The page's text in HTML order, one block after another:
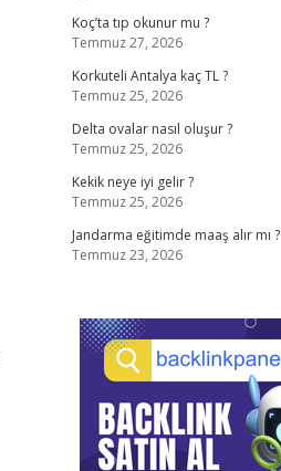
Koç’ta tıp okunur mu ?
Temmuz 27, 2026
Korkuteli Antalya kaç TL ?
Temmuz 25, 2026
Delta ovalar nasıl oluşur ?
Temmuz 25, 2026
Kekik neye iyi gelir ?
Temmuz 25, 2026
Jandarma eğitimde maaş alır mı ?
Temmuz 23, 2026